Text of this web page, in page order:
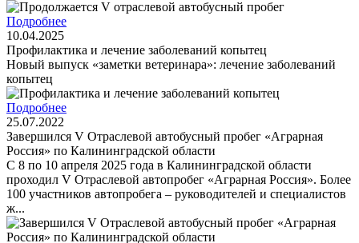
Подробнее
10.04.2025
Профилактика и лечение заболеваний копытец
Новый выпуск «заметки ветеринара»: лечение заболеваний
копытец
Подробнее
25.07.2022
Завершился V Отраслевой автобусный пробег «Аграрная
Россия» по Калининградской области
С 8 по 10 апреля 2025 года в Калининградской области
проходил V Отраслевой автопробег «Аграрная Россия». Более
100 участников автопробега – руководителей и специалистов
ж...